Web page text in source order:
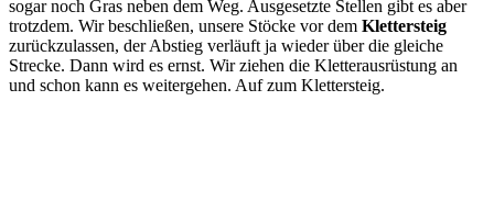
sogar noch Gras neben dem Weg. Ausgesetzte Stellen gibt es aber
trotzdem. Wir beschließen, unsere Stöcke vor dem Klettersteig
zurückzulassen, der Abstieg verläuft ja wieder über die gleiche
Strecke. Dann wird es ernst. Wir ziehen die Kletterausrüstung an
und schon kann es weitergehen. Auf zum Klettersteig.